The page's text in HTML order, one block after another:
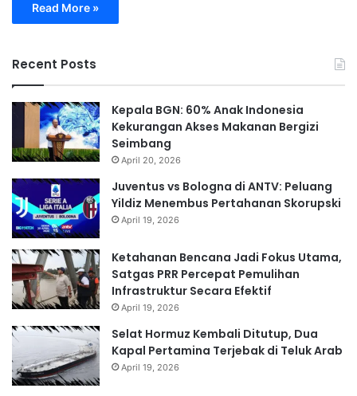
Read More »
Recent Posts
Kepala BGN: 60% Anak Indonesia
Kekurangan Akses Makanan Bergizi
Seimbang
April 20, 2026
Juventus vs Bologna di ANTV: Peluang
Yildiz Menembus Pertahanan Skorupski
April 19, 2026
Ketahanan Bencana Jadi Fokus Utama,
Satgas PRR Percepat Pemulihan
Infrastruktur Secara Efektif
April 19, 2026
Selat Hormuz Kembali Ditutup, Dua
Kapal Pertamina Terjebak di Teluk Arab
April 19, 2026